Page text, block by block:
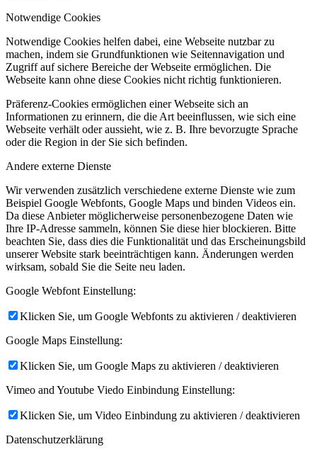
Notwendige Cookies
Notwendige Cookies helfen dabei, eine Webseite nutzbar zu
machen, indem sie Grundfunktionen wie Seitennavigation und
Zugriff auf sichere Bereiche der Webseite ermöglichen. Die
Webseite kann ohne diese Cookies nicht richtig funktionieren.
Präferenz-Cookies ermöglichen einer Webseite sich an
Informationen zu erinnern, die die Art beeinflussen, wie sich eine
Webseite verhält oder aussieht, wie z. B. Ihre bevorzugte Sprache
oder die Region in der Sie sich befinden.
Andere externe Dienste
Wir verwenden zusätzlich verschiedene externe Dienste wie zum
Beispiel Google Webfonts, Google Maps und binden Videos ein.
Da diese Anbieter möglicherweise personenbezogene Daten wie
Ihre IP-Adresse sammeln, können Sie diese hier blockieren. Bitte
beachten Sie, dass dies die Funktionalität und das Erscheinungsbild
unserer Website stark beeinträchtigen kann. Änderungen werden
wirksam, sobald Sie die Seite neu laden.
Google Webfont Einstellung:
Klicken Sie, um Google Webfonts zu aktivieren / deaktivieren
Google Maps Einstellung:
Klicken Sie, um Google Maps zu aktivieren / deaktivieren
Vimeo and Youtube Viedo Einbindung Einstellung:
Klicken Sie, um Video Einbindung zu aktivieren / deaktivieren
Datenschutzerklärung